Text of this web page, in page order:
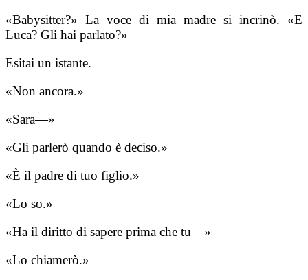
«Babysitter?» La voce di mia madre si incrinò. «E
Luca? Gli hai parlato?»
Esitai un istante.
«Non ancora.»
«Sara—»
«Gli parlerò quando è deciso.»
«È il padre di tuo figlio.»
«Lo so.»
«Ha il diritto di sapere prima che tu—»
«Lo chiamerò.»